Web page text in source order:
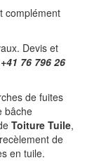
complément
Devis et
+41 76 796 26
de fuites
bâche
Toiture Tuile,
de
en tuile.